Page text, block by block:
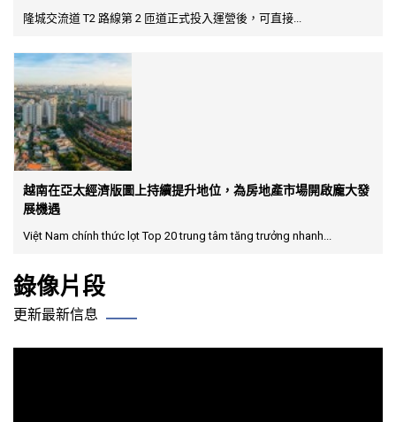
隆城交流道 T2 路線第 2 匝道正式投入運營後，可直接...
越南在亞太經濟版圖上持續提升地位，為房地產市場開啟龐大發
展機遇
Việt Nam chính thức lọt Top 20 trung tâm tăng trưởng nhanh...
錄像片段
更新最新信息